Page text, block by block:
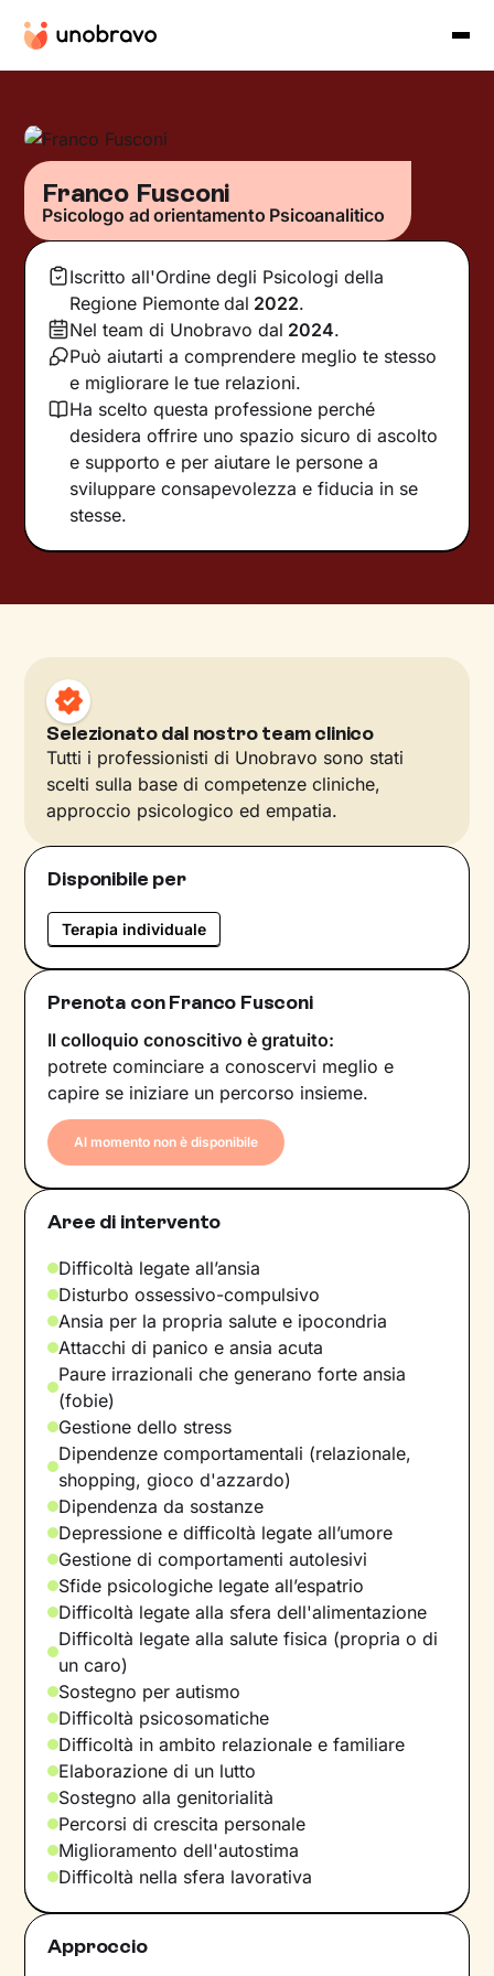
Franco Fusconi
Psicologo ad orientamento Psicoanalitico
Iscritto all'Ordine degli Psicologi della
Regione Piemonte dal 2022.
Nel team di Unobravo dal 2024.
Può aiutarti a comprendere meglio te stesso
e migliorare le tue relazioni.
Ha scelto questa professione perché
desidera offrire uno spazio sicuro di ascolto
e supporto e per aiutare le persone a
sviluppare consapevolezza e fiducia in se
stesse.
Selezionato dal nostro team clinico
Tutti i professionisti di Unobravo sono stati
scelti sulla base di competenze cliniche,
approccio psicologico ed empatia.
Disponibile per
Terapia individuale
Prenota con Franco Fusconi
Il colloquio conoscitivo è gratuito:
potrete cominciare a conoscervi meglio e
capire se iniziare un percorso insieme.
Al momento non è disponibile
Aree di intervento
Difficoltà legate all’ansia
Disturbo ossessivo-compulsivo
Ansia per la propria salute e ipocondria
Attacchi di panico e ansia acuta
Paure irrazionali che generano forte ansia
(fobie)
Gestione dello stress
Dipendenze comportamentali (relazionale,
shopping, gioco d'azzardo)
Dipendenza da sostanze
Depressione e difficoltà legate all’umore
Gestione di comportamenti autolesivi
Sfide psicologiche legate all’espatrio
Difficoltà legate alla sfera dell'alimentazione
Difficoltà legate alla salute fisica (propria o di
un caro)
Sostegno per autismo
Difficoltà psicosomatiche
Difficoltà in ambito relazionale e familiare
Elaborazione di un lutto
Sostegno alla genitorialità
Percorsi di crescita personale
Miglioramento dell'autostima
Difficoltà nella sfera lavorativa
Approccio